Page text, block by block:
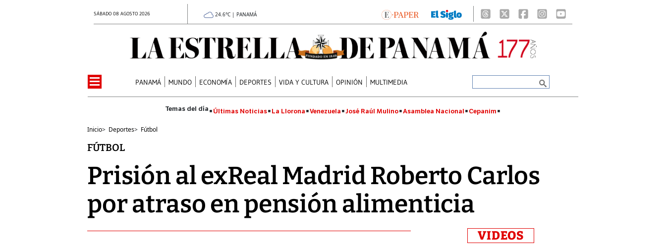
SÁBADO 08 AGOSTO 2026 24.6°C | PANAMÁ
PANAMÁ MUNDO ECONOMÍA DEPORTES VIDA Y CULTURA OPINIÓN MULTIMEDIA
Últimas Noticias La Llorona Venezuela José Raúl Mulino Asamblea Nacional Cepanim
Inicio> Deportes> Fútbol
FÚTBOL
Prisión al exReal Madrid Roberto Carlos
por atraso en pensión alimenticia
VIDEOS